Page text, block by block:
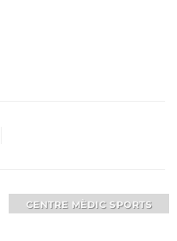
CENTRE MÈDIC SPORTS